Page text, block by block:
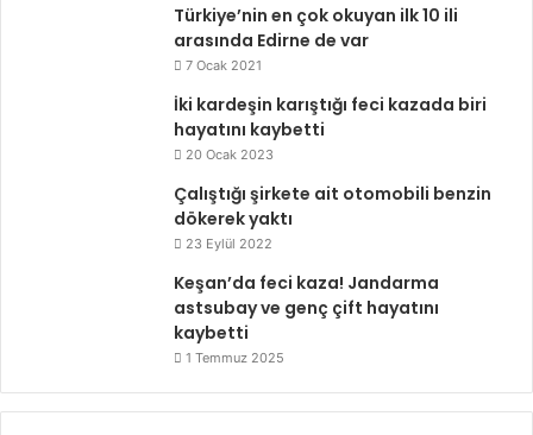
Türkiye’nin en çok okuyan ilk 10 ili
arasında Edirne de var
7 Ocak 2021
İki kardeşin karıştığı feci kazada biri
hayatını kaybetti
20 Ocak 2023
Çalıştığı şirkete ait otomobili benzin
dökerek yaktı
23 Eylül 2022
Keşan’da feci kaza! Jandarma
astsubay ve genç çift hayatını
kaybetti
1 Temmuz 2025